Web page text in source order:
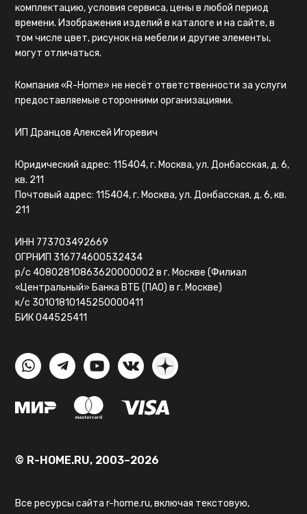
комплектацию, условия сервиса, цены в любой период
времени. Изображения изделий в каталоге и на сайте, в
том числе цвет, рисунок на мебели и другие элементы,
могут отличаться.
Компания «R-Home» не несёт ответственности за услуги
предоставляемые сторонними организациями.
ИП Дранцов Алексей Игоревич
Юридический адрес: 115404, г. Москва, ул. Донбасская, д. 6,
кв. 211
Почтовый адрес: 115404, г. Москва, ул. Донбасская, д. 6, кв.
211
ИНН 773703492669
ОГРНИП 316774600532434
р/с 40802810863620000002 в г. Москве (Филиал
«Центральный» Банка ВТБ (ПАО) в г. Москве)
к/с 30101810145250000411
БИК 044525411
© R-HOME.RU, 2003–2026
Все ресурсы сайта r-home.ru, включая текстовую,